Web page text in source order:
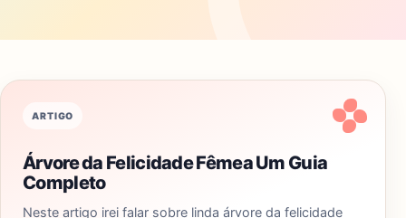
ARTIGO
Árvore da Felicidade Fêmea Um Guia
Completo
Neste artigo irei falar sobre linda árvore da felicidade